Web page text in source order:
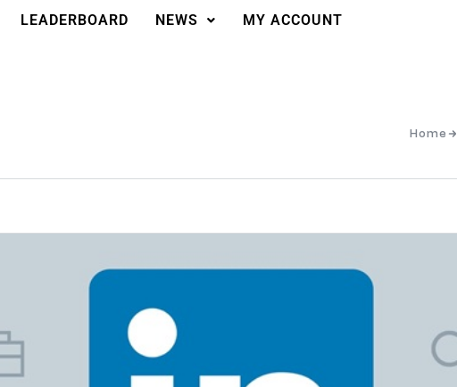
LEADERBOARD NEWS MY ACCOUNT
Home